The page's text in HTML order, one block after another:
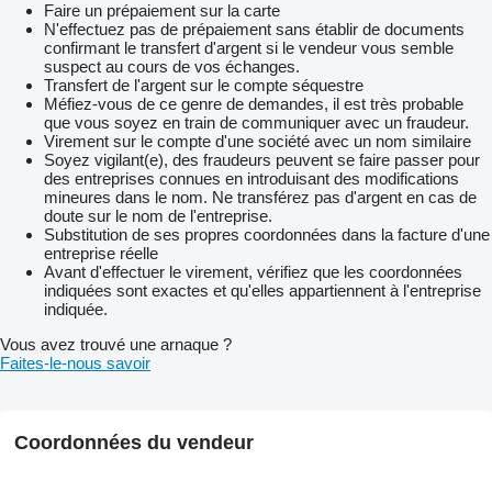
Faire un prépaiement sur la carte
N'effectuez pas de prépaiement sans établir de documents
confirmant le transfert d'argent si le vendeur vous semble
suspect au cours de vos échanges.
Transfert de l'argent sur le compte séquestre
Méfiez-vous de ce genre de demandes, il est très probable
que vous soyez en train de communiquer avec un fraudeur.
Virement sur le compte d'une société avec un nom similaire
Soyez vigilant(e), des fraudeurs peuvent se faire passer pour
des entreprises connues en introduisant des modifications
mineures dans le nom. Ne transférez pas d'argent en cas de
doute sur le nom de l'entreprise.
Substitution de ses propres coordonnées dans la facture d'une
entreprise réelle
Avant d'effectuer le virement, vérifiez que les coordonnées
indiquées sont exactes et qu'elles appartiennent à l'entreprise
indiquée.
Vous avez trouvé une arnaque ?
Faites-le-nous savoir
Coordonnées du vendeur